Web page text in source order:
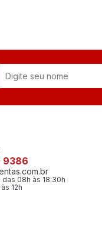
9386
08h às 18:30h
12h